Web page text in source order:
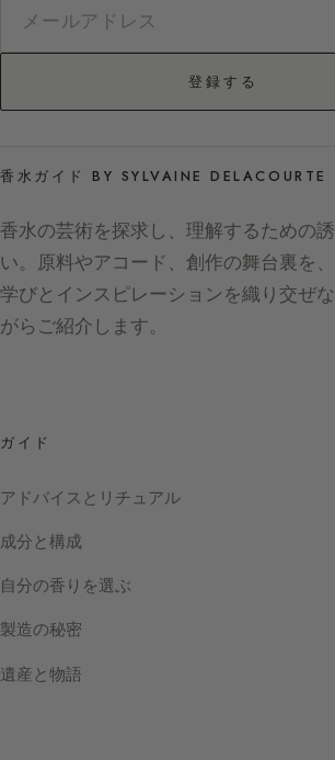
登録する
香水ガイド BY SYLVAINE DELACOURTE
香水の芸術を探求し、理解するための誘
い。原料やアコード、創作の舞台裏を、
学びとインスピレーションを織り交ぜな
がらご紹介します。
ガイド
アドバイスとリチュアル
成分と構成
自分の香りを選ぶ
製造の秘密
遺産と物語